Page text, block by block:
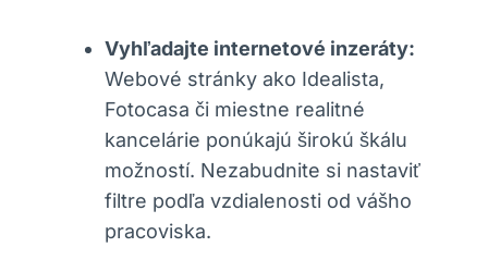
Vyhľadajte internetové inzeráty:
Webové stránky ako Idealista,
Fotocasa či miestne realitné
kancelárie ponúkajú širokú škálu
možností. Nezabudnite si nastaviť
filtre podľa vzdialenosti od vášho
pracoviska.